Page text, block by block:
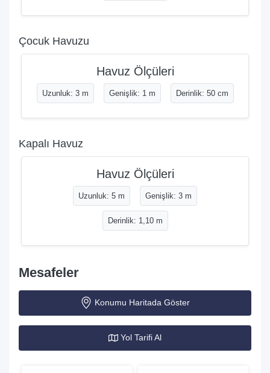
Çocuk Havuzu
Havuz Ölçüleri
Uzunluk: 3 m Genişlik: 1 m Derinlik: 50 cm
Kapalı Havuz
Havuz Ölçüleri
Uzunluk: 5 m Genişlik: 3 m
Derinlik: 1,10 m
Mesafeler
Konumu Haritada Göster
Yol Tarifi Al